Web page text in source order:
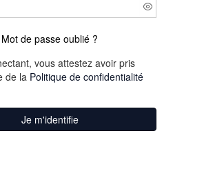
Mot de passe oublié ?
vous attestez avoir pris
de la Politique de confidentialité
Je m'identifie